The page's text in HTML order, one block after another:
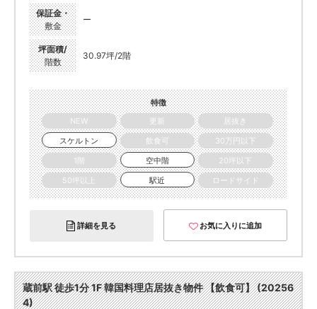
保証金・
敷金
ー
坪面積/
階数
30.97坪/2階
特徴
NEW
更新
居抜き
スケルトン
飲食可
30万円以下
1階
空中階
20坪以下
50坪以上
駅近 ロードサイド
詳細を見る お気に入りに追加
蔵前駅 徒歩1分 1F 韓国料理店居抜き物件 【飲食可】 (20256
4)